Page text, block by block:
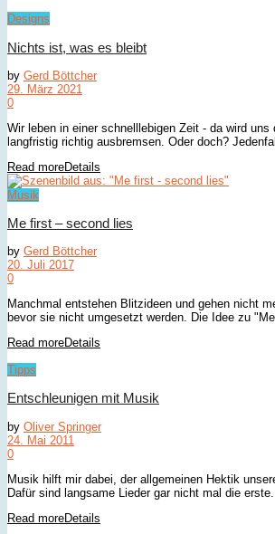
Designs
Nichts ist, was es bleibt
by Gerd Böttcher
29. März 2021
0
Wir leben in einer schnelllebigen Zeit - da wird uns
langfristig richtig ausbremsen. Oder doch?
Read moreDetails
Musik
Me first – second lies
by Gerd Böttcher
20. Juli 2017
0
Manchmal entstehen Blitzideen und gehen nicht
bevor sie nicht umgesetzt werden. Die Idee zu
Read moreDetails
Tipps
Entschleunigen mit Musik
by Oliver Springer
24. Mai 2011
0
Musik hilft mir dabei, der allgemeinen Hektik
Dafür sind langsame Lieder gar nicht mal die erste...
Read moreDetails